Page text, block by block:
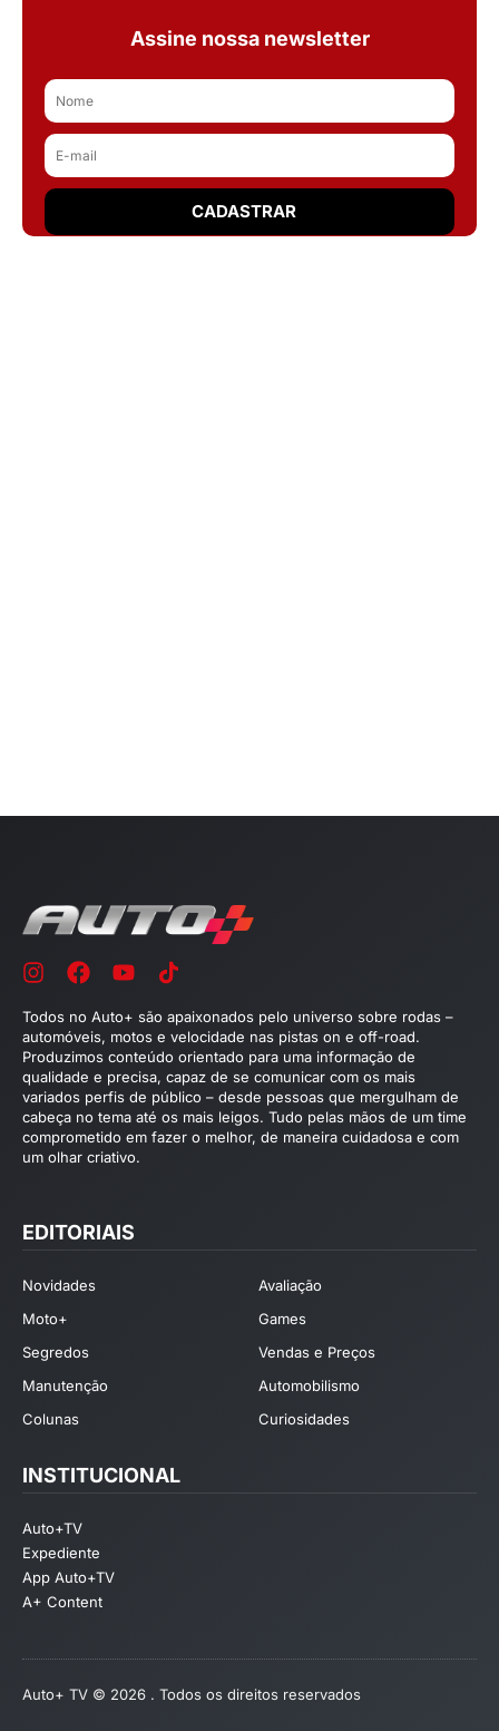
Assine nossa newsletter
Todos no Auto+ são apaixonados pelo universo sobre rodas –
automóveis, motos e velocidade nas pistas on e off-road.
Produzimos conteúdo orientado para uma informação de
qualidade e precisa, capaz de se comunicar com os mais
variados perfis de público – desde pessoas que mergulham de
cabeça no tema até os mais leigos. Tudo pelas mãos de um time
comprometido em fazer o melhor, de maneira cuidadosa e com
um olhar criativo.
EDITORIAIS
Novidades
Avaliação
Moto+
Games
Segredos
Vendas e Preços
Manutenção
Automobilismo
Colunas
Curiosidades
INSTITUCIONAL
Auto+TV
Expediente
App Auto+TV
A+ Content
Auto+ TV © 2026 . Todos os direitos reservados